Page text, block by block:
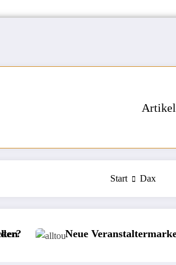
Artikel
Start Dax
bei alltours